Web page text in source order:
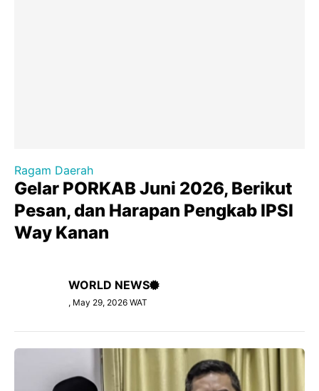
Ragam Daerah
Gelar PORKAB Juni 2026, Berikut
Pesan, dan Harapan Pengkab IPSI
Way Kanan
WORLD NEWS
, May 29, 2026 WAT